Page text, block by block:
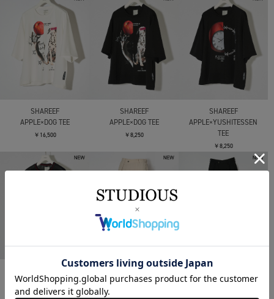
SHAREEF
APPLE×DOG TEE
￥16,500
SHAREEF
APPLE×DOG TEE
￥8,250
SHAREEF
APPLE×YUSHITESSEN
TEE
￥8,250
SHEER CODE TEE
￥7,260
SHAREEF
WIDE SLACKS
WIDE SLACKS